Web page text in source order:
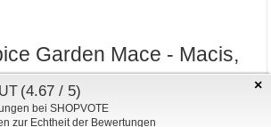
Garden Mace - Macis,
×
(4.67 / 5)
bei SHOPVOTE
zur Echtheit der Bewertungen